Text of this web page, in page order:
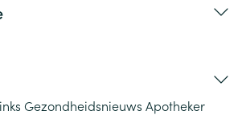
Gezondheidsnieuws Apotheker